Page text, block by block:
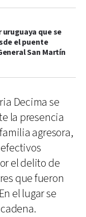
uruguaya que se
el puente
San Martín
Decima se
la presencia
agresora,
el delito de
que fueron
el lugar se